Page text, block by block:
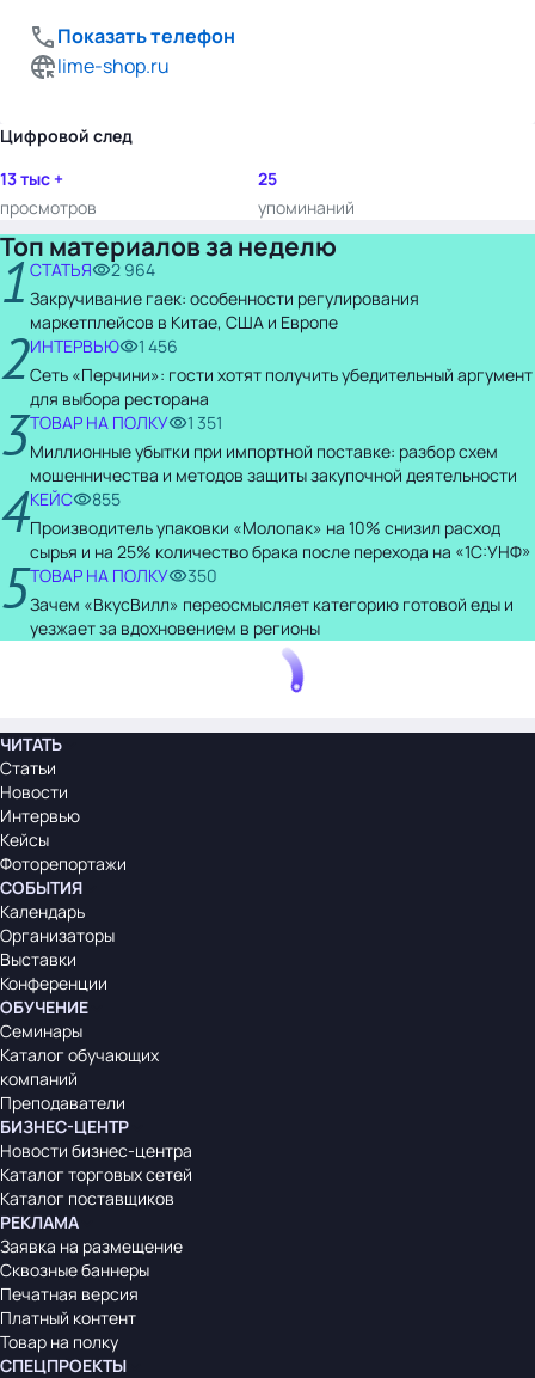
Показать телефон
lime-shop.ru
Цифровой след
13 тыс +
просмотров
25
упоминаний
Топ материалов за неделю
1 СТАТЬЯ
2 964
Закручивание гаек: особенности регулирования
маркетплейсов в Китае, США и Европе
2ИНТЕРВЬЮ
1 456
Сеть «Перчини»: гости хотят получить убедительный аргумент
для выбора ресторана
3ТОВАР НА ПОЛКУ
1 351
Миллионные убытки при импортной поставке: разбор схем
мошенничества и методов защиты закупочной деятельности
4КЕЙС
855
Производитель упаковки «Молопак» на 10% снизил расход
сырья и на 25% количество брака после перехода на «1С:УНФ»
5ТОВАР НА ПОЛКУ
350
Зачем «ВкусВилл» переосмысляет категорию готовой еды и
уезжает за вдохновением в регионы
ЧИТАТЬ
Статьи
Новости
Интервью
Кейсы
Фоторепортажи
СОБЫТИЯ
Календарь
Организаторы
Выставки
Конференции
ОБУЧЕНИЕ
Семинары
Каталог обучающих
компаний
Преподаватели
БИЗНЕС-ЦЕНТР
Новости бизнес-центра
Каталог торговых сетей
Каталог поставщиков
РЕКЛАМА
Заявка на размещение
Сквозные баннеры
Печатная версия
Платный контент
Товар на полку
СПЕЦПРОЕКТЫ